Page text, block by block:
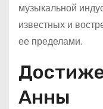
музыкальной
известных и
ее пределами.
Анны